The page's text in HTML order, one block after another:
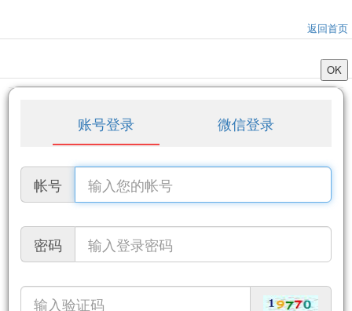
返回首页
账号登录 微信登录
帐号
密码